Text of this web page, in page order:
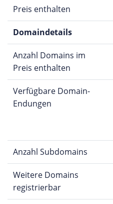
Preis enthalten
Domaindetails
Anzahl Domains im
Preis enthalten
Verfügbare Domain-
Endungen
Anzahl Subdomains
Weitere Domains
registrierbar